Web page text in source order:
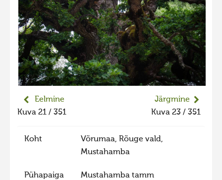
Hiite kuvavõistlus 2026
VANEMAD KUVAVÕISTLUSED
Hiite kuvavõistlus 2025
Hiite kuvavõistlus 2025 lisa
Liikuvad kuvad 2025
Hiite kuvavõistlus 2023
Liikuvad kuvad 2023
Eelmine
Kuva 21 / 351
Järgmine
Kuva 23 / 351
Koht
Võrumaa, Rõuge vald,
Mustahamba
Pühapaiga
Mustahamba tamm